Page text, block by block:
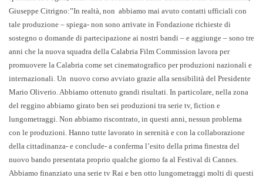
Giuseppe Citrigno:”In realtà, non abbiamo mai avuto contatti ufficiali con
tale produzione – spiega- non sono arrivate in Fondazione richieste di
sostegno o domande di partecipazione ai nostri bandi – e aggiunge – sono tre
anni che la nuova squadra della Calabria Film Commission lavora per
promuovere la Calabria come set cinematografico per produzioni nazionali e
internazionali. Un nuovo corso avviato grazie alla sensibilità del Presidente
Mario Oliverio. Abbiamo ottenuto grandi risultati. In particolare, nella zona
del reggino abbiamo girato ben sei produzioni tra serie tv, fiction e
lungometraggi. Non abbiamo riscontrato, in questi anni, nessun problema
con le produzioni. Hanno tutte lavorato in serenità e con la collaborazione
della cittadinanza- e conclude- a conferma l’esito della prima finestra del
nuovo bando presentata proprio qualche giorno fa al Festival di Cannes.
Abbiamo finanziato una serie tv Rai e ben otto lungometraggi molti di questi